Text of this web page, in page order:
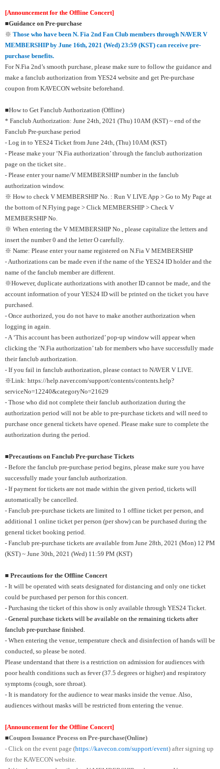
[Announcement for the Offline Concert]
■Guidance on Pre-purchase
※ Those who have been N. Fia 2nd Fan Club members through NAVER V
MEMBERSHIP by June 16th, 2021 (Wed) 23:59 (KST) can receive pre-
purchase benefits.
For N.Fia 2nd’s smooth purchase, please make sure to follow the guidance and
make a fanclub authorization from YES24 website and get Pre-purchase
coupon from KAVECON website beforehand.
■How to Get Fanclub Authorization (Offline)
* Fanclub Authorization: June 24th, 2021 (Thu) 10AM (KST) ~ end of the
Fanclub Pre-purchase period
- Log in to YES24 Ticket from June 24th, (Thu) 10AM (KST)
- Please make your ‘N.Fia authorization’ through the fanclub authorization
page on the ticket site..
- Please enter your name/V MEMBERSHIP number in the fanclub
authorization window.
※ How to check V MEMBERSHIP No. : Run V LIVE App > Go to My Page at
the bottom of N.Flying page > Click MEMBERSHIP > Check V
MEMBERSHIP No.
※ When entering the V MEMBERSHIP No., please capitalize the letters and
insert the number 0 and the letter O carefully.
※ Name: Please enter your name registered on N.Fia V MEMBERSHIP
- Authorizations can be made even if the name of the YES24 ID holder and the
name of the fanclub member are different.
※However, duplicate authorizations with another ID cannot be made, and the
account information of your YES24 ID will be printed on the ticket you have
purchased.
- Once authorized, you do not have to make another authorization when
logging in again.
- A ‘This account has been authorized’ pop-up window will appear when
clicking the ‘N.Fia authorization’ tab for members who have successfully made
their fanclub authorization.
- If you fail in fanclub authorization, please contact to NAVER V LIVE.
※Link: https://help.naver.com/support/contents/contents.help?
serviceNo=12240&categoryNo=21629
- Those who did not complete their fanclub authorization during the
authorization period will not be able to pre-purchase tickets and will need to
purchase once general tickets have opened. Please make sure to complete the
authorization during the period.
■Precautions on Fanclub Pre-purchase Tickets
- Before the fanclub pre-purchase period begins, please make sure you have
successfully made your fanclub authorization.
- If payment for tickets are not made within the given period, tickets will
automatically be cancelled.
- Fanclub pre-purchase tickets are limited to 1 offline ticket per person, and
additional 1 online ticket per person (per show) can be purchased during the
general ticket booking period.
- Fanclub pre-purchase tickets are available from June 28th, 2021 (Mon) 12 PM
(KST) ~ June 30th, 2021 (Wed) 11:59 PM (KST)
■ Precautions for the Offline Concert
- It will be operated with seats designated for distancing and only one ticket
could be purchased per person for this concert.
- Purchasing the ticket of this show is only available through YES24 Ticket.
- General purchase tickets will be available on the remaining tickets after
fanclub pre-purchase finished.
- When entering the venue, temperature check and disinfection of hands will be
conducted, so please be noted.
Please understand that there is a restriction on admission for audiences with
poor health conditions such as fever (37.5 degrees or higher) and respiratory
symptoms (cough, sore throat).
- It is mandatory for the audience to wear masks inside the venue. Also,
audiences without masks will be restricted from entering the venue.
[Announcement for the Offline Concert]
■Coupon Issuance Process on Pre-purchase(Online)
- Click on the event page (https://kavecon.com/support/event) after signing up
for the KAVECON website.